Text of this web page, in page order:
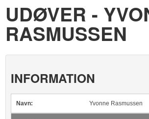
UDØVER -
RASMUSSEN
INFORMATION
Navn: Yvonne Rasmussen